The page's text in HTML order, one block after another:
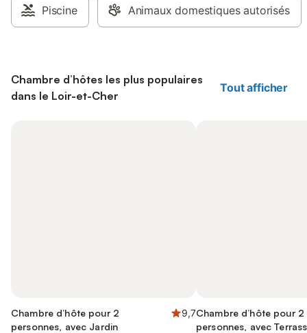
Piscine Animaux domestiques autorisés
Chambre d’hôtes les plus populaires
dans le Loir-et-Cher
Tout afficher
Chambre d’hôte pour 2
personnes, avec Jardin
9,7Chambre d’hôte pour 2
personnes, avec